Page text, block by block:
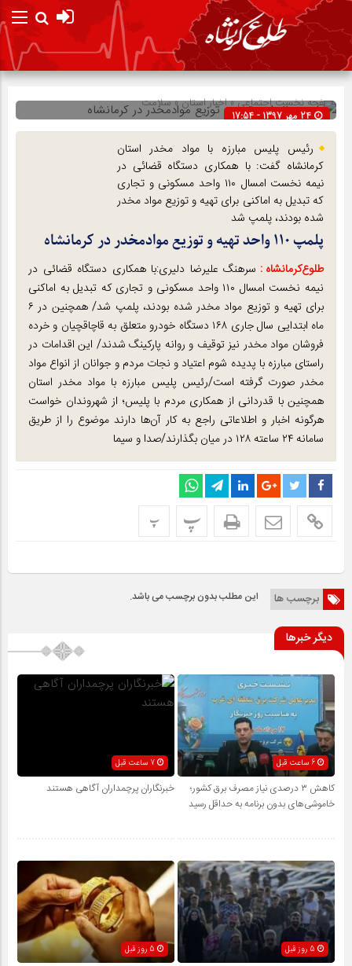
صفحه نخستاجتماعی»اخبار استان»سلامت
24 مهر 1397 - 17:54
شناسه : 9877
رئیس پلیس مبارزه با مواد مخدر استان
کرمانشاه گفت: با همکاری دستگاه قضائی در
نیمه نخست امسال ۱۱۰ واحد مسکونی و تجاری
که تبدیل به اماکنی برای تهیه و توزیع مواد مخدر
شده بودند، پلمپ شد
پلمپ ۱۱۰ واحد تهیه و توزیع موادمخدر در کرمانشاه
طلوع‌‌کرمانشاه : سرهنگ علیرضا دلیری:با همکاری دستگاه قضائی در
نیمه نخست امسال ۱۱۰ واحد مسکونی و تجاری که تبدیل به اماکنی
برای تهیه و توزیع مواد مخدر شده بودند، پلمپ شد/ همچنین در ۶
ماه ابتدایی سال جاری ۱۶۸ دستگاه خودرو متعلق به قاچاقچیان و خرده
فروشان مواد مخدر نیز توقیف و روانه پارکینگ شدند/ این اقدامات در
راستای مبارزه با پدیده شوم اعتیاد و نجات مردم و جوانان از انواع مواد
مخدر صورت گرفته است/رئیس پلیس مبارزه با مواد مخدر استان
همچنین با قدردانی از همکاری مردم با پلیس؛ از شهروندان خواست
هرگونه اخبار و اطلاعاتی راجع به کار آن‌ها دارند موضوع را از طریق
سامانه ۲۴ ساعته ۱۲۸ در میان بگذارند/صدا و سیما
پ پ
برچسب ها این مطلب بدون برچسب می باشد.
دیگر خبرها
6 ساعت قبل
کاهش ۳ درصدی نیاز مصرف برق کشور؛
خاموشی‌های بدون برنامه به حداقل رسید
خبرنگاران پرچمداران آگاهی هستند